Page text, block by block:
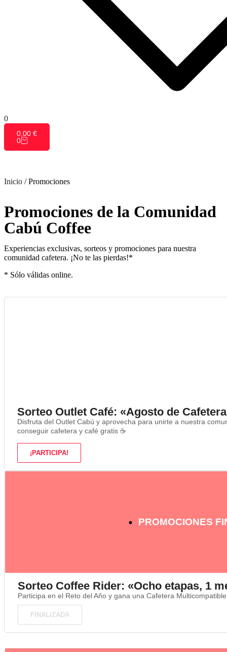
0
0,00 €
0
Inicio /Promociones
Promociones de la Comunidad
Cabú Coffee
Experiencias exclusivas, sorteos y promociones para nuestra
comunidad cafetera. ¡No te las pierdas!*
* Sólo válidas online.
Sorteo Outlet Café: «Agosto de
Disfruta del Outlet Cabú y aprovecha para unirte a nuestra
conseguir cafetera y café gratis ☕
¡PARTICIPA!
PROMOCIONES
Sorteo Coffee Rider: «Ocho etapas, 1
Participa en el Reto del Año y gana una Cafetera
FINALIZADA